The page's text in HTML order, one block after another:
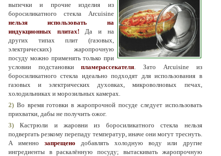
выпечки и прочие изделия из
боросиликатного стекла Arcuisine
нельзя использовать на
индукционных плитах! Да и на
других типах плит (газовых,
электрических) жаропрочную
посуду можно применять только при
условии подстановкипламерассекателя . Зато Arcuisine из
боросиликатного стекла идеально подходят для использования в
газовых и электрических духовках, микроволновых печах,
холодильниках и морозильных камерах.
2) Во время готовки в жаропрочной посуде следует использовать
прихватки, дабы не получить ожог.
3) Кастрюли и жаровни из боросиликатного стекла нельзя
подвергать резкому перепаду температур, иначе они могут треснуть.
А именнозапрещено добавлять холодную воду или другие
ингредиенты в раскалённую посуду; вытаскивать жаропрочную